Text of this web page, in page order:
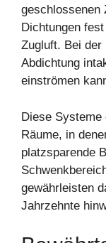
geschlossenen
Dichtungen
Zugluft. Bei der
Abdichtung
einströmen
Diese Systeme
Räume, in
platzsparende
gewährleisten
Jahrzehnte